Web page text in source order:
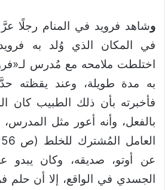
وشاهد فرويد في المنام رجلًا
في المكان الذي وُلد به
اختلطت ملامحه مع مُدرس
به مدة طويلة، وعند يقظته
فأخبرته بأن ذلك الطبيب كان
بالفعل، وأنه أعور مثل
عن أوتو، صديقه، وكان يبدو
الجسدي في الواقع، إلا أن حلم